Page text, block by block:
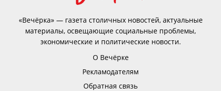
«Вечёрка» — газета столичных новостей, актуальные
материалы, освещающие социальные проблемы,
экономические и политические новости.
О Вечёрке
Рекламодателям
Обратная связь